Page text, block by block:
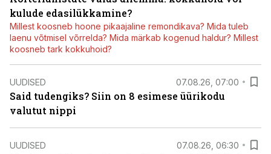
kulude edasilükkamine?
Millest koosneb hoone pikaajaline remondikava? Mida tuleb
laenu võtmisel võrrelda? Mida märkab kogenud haldur? Millest
koosneb tark kokkuhoid?
UUDISED 07.08.26, 07:00
Said tudengiks? Siin on 8 esimese üürikodu
valutut nippi
UUDISED 07.08.26, 06:30